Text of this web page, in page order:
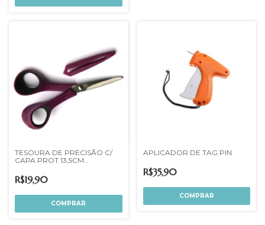
TESOURA DE PRECISÃO C/
CAPA PROT 13,5CM
R$19,90
APLICADOR DE TAG PIN
R$35,90